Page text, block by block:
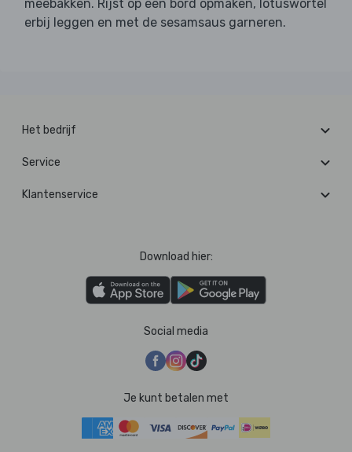
meebakken. Rijst op een bord opmaken, lotuswortel
erbij leggen en met de sesamsaus garneren.
Het bedrijf
Service
Klantenservice
Download hier:
Social media
Je kunt betalen met